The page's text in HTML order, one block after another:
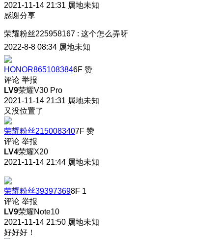
2021-11-14 21:31 属地未知
感谢分享
荣耀粉丝225958167 : 这个怎么弄呀
2022-8-8 08:34 属地未知
HONOR8651083846F 赞
评论 举报
LV9荣耀V30 Pro
2021-11-14 21:31 属地未知
又没位置了
荣耀粉丝2150083407F 赞
评论 举报
LV4荣耀X20
2021-11-14 21:44 属地未知
荣耀粉丝393973698F 1
评论 举报
LV9荣耀Note10
2021-11-14 21:50 属地未知
好好好！